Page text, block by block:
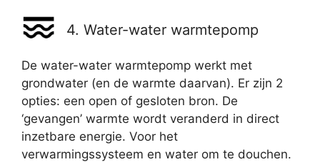
4. Water-water warmtepomp
De water-water warmtepomp werkt met
grondwater (en de warmte daarvan). Er zijn 2
opties: een open of gesloten bron. De
‘gevangen’ warmte wordt veranderd in direct
inzetbare energie. Voor het
verwarmingssysteem en water om te douchen.